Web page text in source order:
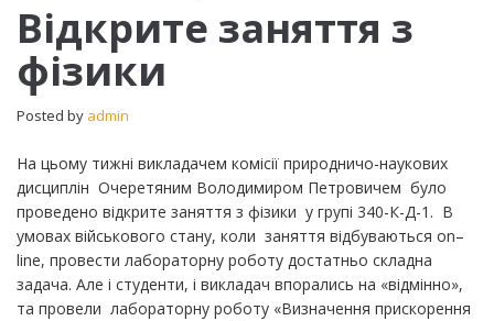
заняття
Відкрите заняття з
фізики
Posted by admin
На цьому тижні викладачем комісії природничо-наукових
дисциплін Очеретяним Володимиром Петровичем було
проведено відкрите заняття з фізики у групі 340-К-Д-1. В
умовах військового стану, коли заняття відбуваються on–
line, провести лабораторну роботу достатньо складна
задача. Але і студенти, і викладач впорались на «відмінно»,
та провели лабораторну роботу «Визначення прискорення